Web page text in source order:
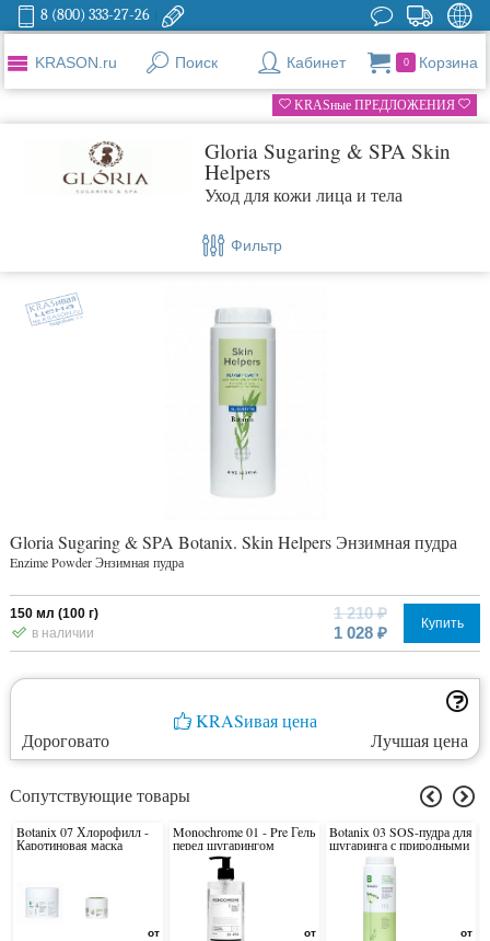
8 (800) 333-27-26
KRASON.ru Поиск Кабинет 0 Корзина
KRASные ПРЕДЛОЖЕНИЯ
Gloria Sugaring & SPA Skin
Helpers
Уход для кожи лица и тела
Фильтр
Gloria Sugaring & SPA Botanix. Skin Helpers Энзимная пудра
Enzime Powder Энзимная пудра
150 мл (100 г)
в наличии
1 210 ₽
1 028 ₽
Купить
KRASивая цена
Дороговато
Лучшая цена
Сопутствующие товары
Botanix 07 Хлорофилл -
Каротиновая маска
от
Monochrome 01 - Pre Гель
перед шугарингом
от
Botanix 03 SOS-пудра для
шугаринга с природными
антисептиками
от